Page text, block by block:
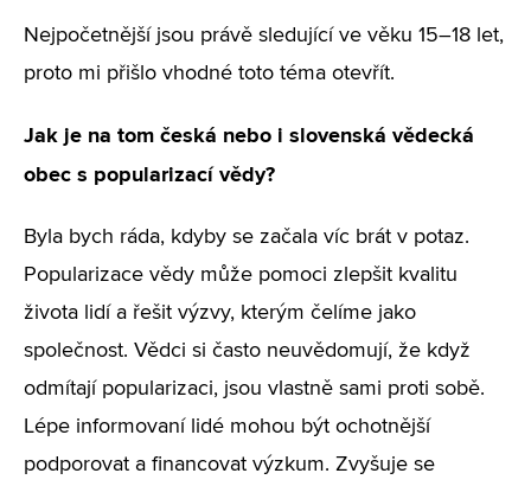
Nejpočetnější jsou právě sledující ve věku 15–18 let,
proto mi přišlo vhodné toto téma otevřít.
Jak je na tom česká nebo i slovenská vědecká
obec s popularizací vědy?
Byla bych ráda, kdyby se začala víc brát v potaz.
Popularizace vědy může pomoci zlepšit kvalitu
života lidí a řešit výzvy, kterým čelíme jako
společnost. Vědci si často neuvědomují, že když
odmítají popularizaci, jsou vlastně sami proti sobě.
Lépe informovaní lidé mohou být ochotnější
podporovat a financovat výzkum. Zvyšuje se